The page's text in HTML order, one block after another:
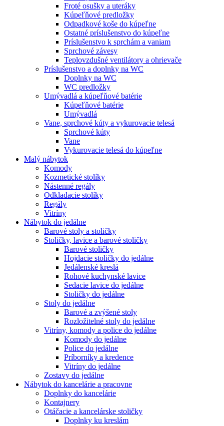
Froté osušky a uteráky
Kúpeľňové predložky
Odpadkové koše do kúpeľne
Ostatné príslušenstvo do kúpeľne
Príslušenstvo k sprchám a vaniam
Sprchové závesy
Teplovzdušné ventilátory a ohrievače
Príslušenstvo a doplnky na WC
Doplnky na WC
WC predložky
Umývadlá a kúpeľňové batérie
Kúpeľňové batérie
Umývadlá
Vane, sprchové kúty a vykurovacie telesá
Sprchové kúty
Vane
Vykurovacie telesá do kúpeľne
Malý nábytok
Komody
Kozmetické stolíky
Nástenné regály
Odkladacie stolíky
Regály
Vitríny
Nábytok do jedálne
Barové stoly a stoličky
Stoličky, lavice a barové stoličky
Barové stoličky
Hojdacie stoličky do jedálne
Jedálenské kreslá
Rohové kuchynské lavice
Sedacie lavice do jedálne
Stoličky do jedálne
Stoly do jedálne
Barové a zvýšené stoly
Rozložitelné stoly do jedálne
Vitríny, komody a police do jedálne
Komody do jedálne
Police do jedálne
Príborníky a kredence
Vitríny do jedálne
Zostavy do jedálne
Nábytok do kancelárie a pracovne
Doplnky do kancelárie
Kontajnery
Otáčacie a kancelárske stoličky
Doplnky ku kreslám